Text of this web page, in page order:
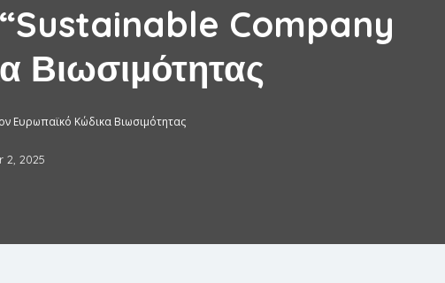
“Sustainable Company
Βιωσιμότητας
Ευρωπαϊκό Κώδικα Βιωσιμότητας
2, 2025